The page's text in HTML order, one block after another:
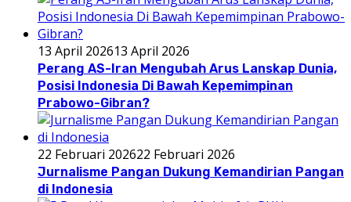
13 April 202613 April 2026
Perang AS-Iran Mengubah Arus Lanskap Dunia,
Posisi Indonesia Di Bawah Kepemimpinan
Prabowo-Gibran?
22 Februari 202622 Februari 2026
Jurnalisme Pangan Dukung Kemandirian Pangan
di Indonesia